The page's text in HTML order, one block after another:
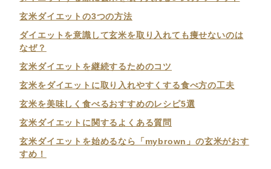
玄米ダイエットの3つの方法
ダイエットを意識して玄米を取り入れても痩せないのは
なぜ？
玄米ダイエットを継続するためのコツ
玄米をダイエットに取り入れやすくする食べ方の工夫
玄米を美味しく食べるおすすめのレシピ5選
玄米ダイエットに関するよくある質問
玄米ダイエットを始めるなら「mybrown」の玄米がおす
すめ！